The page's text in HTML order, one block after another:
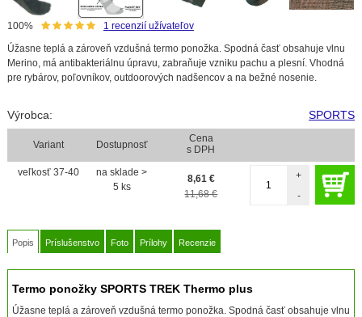
100% 1 recenzií užívateľov
Úžasne teplá a zároveň vzdušná termo ponožka. Spodná časť obsahuje vlnu
Merino, má antibakteriálnu úpravu, zabraňuje vzniku pachu a plesní. Vhodná
pre rybárov, poľovníkov, outdoorových nadšencov a na bežné nosenie.
Výrobca: SPORTS
Variant Dostupnosť
Cena
s DPH
veľkosť 37-40
na sklade >
5 ks
8,61 €
11,68 €
-
+
Popis Príslušenstvo Foto Prílohy Recenzie
Termo ponožky SPORTS TREK Thermo plus
Úžasne teplá a zároveň vzdušná termo ponožka. Spodná časť obsahuje vlnu